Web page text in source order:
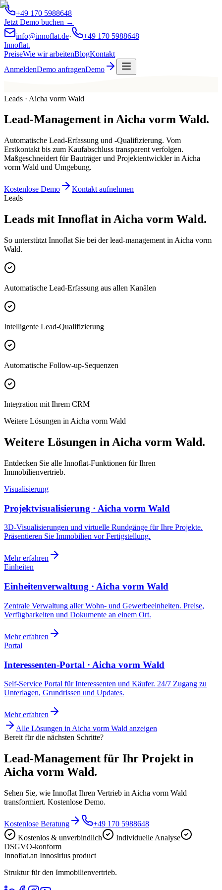
+49 170 5988648
Jetzt Demo buchen →
info@innoflat.de·
+49 170 5988648
Innoflat.
PreiseWie wir arbeitenBlogKontakt
AnmeldenDemo anfragenDemo
Leads · Aicha vorm Wald
Lead-Management inAicha vorm Wald.
Automatische Lead-Erfassung und -Qualifizierung. Vom
Erstkontakt bis zum Kaufabschluss transparent verfolgen.
Maßgeschneidert für Bauträger und Projektentwickler in Aicha
vorm Wald und Umgebung.
Kostenlose Demo
Kontakt aufnehmen
Leads
Leads mit Innoflat in Aicha vorm Wald.
So unterstützt Innoflat Sie bei der lead-management in Aicha vorm
Wald.
Automatische Lead-Erfassung aus allen Kanälen
Intelligente Lead-Qualifizierung
Automatische Follow-up-Sequenzen
Integration mit Ihrem CRM
Weitere Lösungen in Aicha vorm Wald
Weitere Lösungen in Aicha vorm Wald.
Entdecken Sie alle Innoflat-Funktionen für Ihren
Immobilienvertrieb.
Visualisierung
Projektvisualisierung · Aicha vorm Wald
3D-Visualisierungen und virtuelle Rundgänge für Ihre Projekte.
Präsentieren Sie Immobilien vor Fertigstellung.
Mehr erfahren
Einheiten
Einheitenverwaltung · Aicha vorm Wald
Zentrale Verwaltung aller Wohn- und Gewerbeeinheiten. Preise,
Verfügbarkeiten und Dokumente an einem Ort.
Mehr erfahren
Portal
Interessenten-Portal · Aicha vorm Wald
Self-Service Portal für Interessenten und Käufer. 24/7 Zugang zu
Unterlagen, Grundrissen und Updates.
Mehr erfahren
Alle Lösungen in Aicha vorm Wald anzeigen
Bereit für die nächsten Schritte?
Lead-Management für Ihr Projekt in
Aicha vorm Wald.
Sehen Sie, wie Innoflat Ihren Vertrieb in Aicha vorm Wald
transformiert. Kostenlose Demo.
Kostenlose Beratung
+49 170 5988648
Kostenlos & unverbindlich
Individuelle Analyse
DSGVO-konform
Innoflat.an Innosirius product
Struktur für den Immobilienvertrieb.